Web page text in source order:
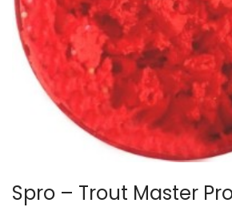
Spro – Trout Master